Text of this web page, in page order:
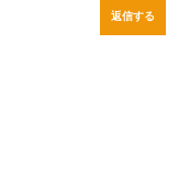
返信する